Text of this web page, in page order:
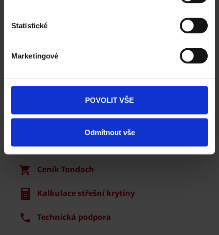
Statistické
Marketingové
POVOLIT VŠE
Odmítnout vše
Střecha Tondach
Ceník Tondach
Kalkulace střešní krytiny
Technická podpora